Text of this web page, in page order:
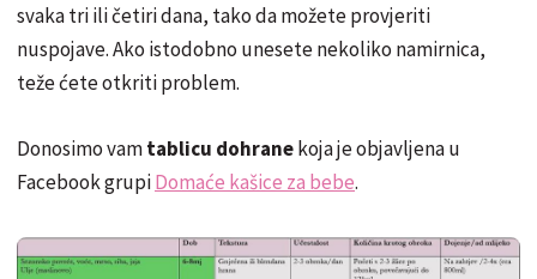
svaka tri ili četiri dana, tako da možete provjeriti
nuspojave. Ako istodobno unesete nekoliko namirnica,
teže ćete otkriti problem.
Donosimo vamtablicu dohranekoja je objavljena u
Facebook grupiDomaće kašice za bebe.